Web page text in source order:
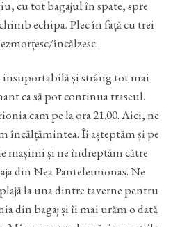
cu tot bagajul în spate, spre
echipa. Plec în față cu trei
încălzesc.
insuportabilă și strâng tot mai
ca să pot continua traseul.
cam pe la ora 21.00. Aici, ne
încălțămintea. Îi așteptăm și pe
mașinii și ne îndreptăm către
din Nea Panteleimonas. Ne
la una dintre taverne pentru
din bagaj și îi mai urăm o dată